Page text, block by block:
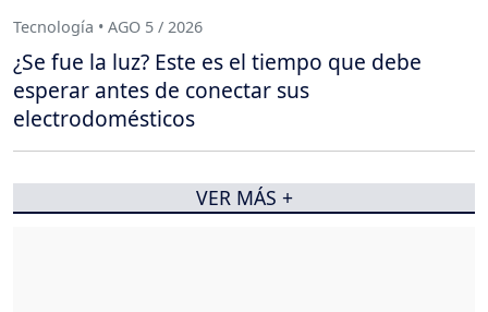
Tecnología • AGO 5 / 2026
¿Se fue la luz? Este es el tiempo que debe
esperar antes de conectar sus
electrodomésticos
VER MÁS +